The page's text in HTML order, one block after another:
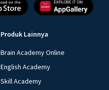
Produk Lainnya
Brain Academy Online
English Academy
Skill Academy